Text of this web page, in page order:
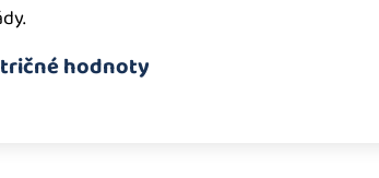
hodnoty